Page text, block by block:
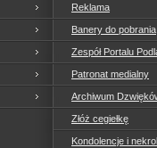
Reklama
Banery do pobrania
Zespół Portalu
Patronat medialny
Archiwum
Złóż cegiełkę
Kondolencje i